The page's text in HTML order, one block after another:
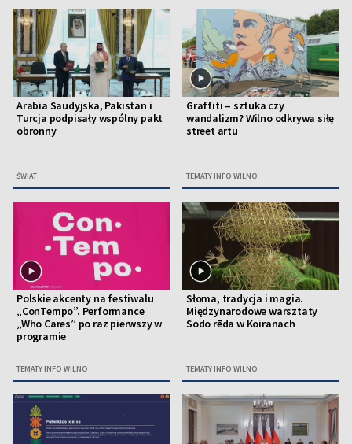
Arabia Saudyjska, Pakistan i
Turcja podpisały wspólny pakt
obronny
ŚWIAT
Graffiti – sztuka czy
wandalizm? Wilno odkrywa siłę
street artu
TEMATY INFO WILNO
Polskie akcenty na festiwalu
„ConTempo”. Performance
„Who Cares” po raz pierwszy w
programie
TEMATY INFO WILNO
Słoma, tradycja i magia.
Międzynarodowe warsztaty
Sodo rēda w Koiranach
TEMATY INFO WILNO